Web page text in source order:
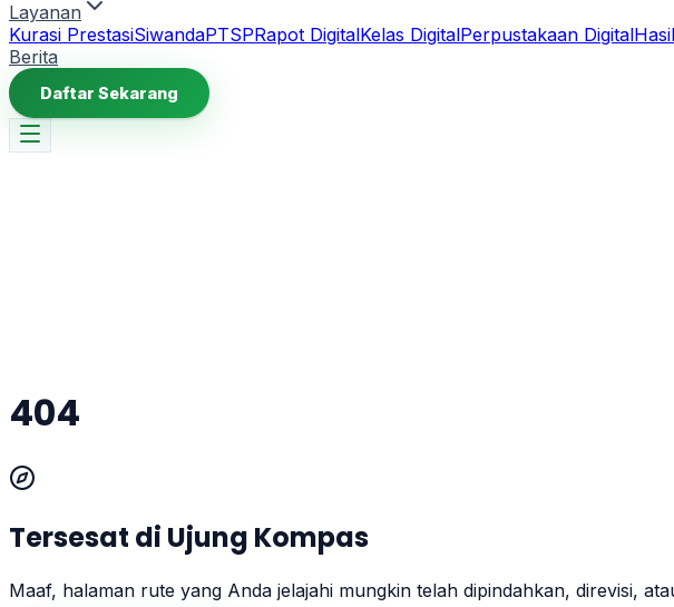
Layanan
Kurasi PrestasiSiwandaPTSPRapot DigitalKelas DigitalPerpustakaan Digital
Berita
Daftar Sekarang
404
Tersesat di Ujung Kompas
Maaf, halaman rute yang Anda jelajahi mungkin telah dipindahkan, direvisi,